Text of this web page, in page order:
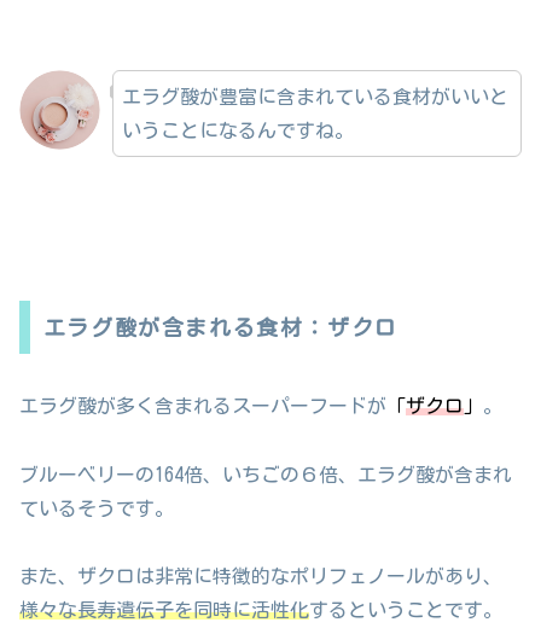
エラグ酸が豊富に含まれている食材がいいと
いうことになるんですね。
エラグ酸が含まれる食材：ザクロ
エラグ酸が多く含まれるスーパーフードが 「ザクロ 」 。
ブルーベリーの164倍、いちごの６倍、エラグ酸が含まれ
ているそうです。
また、ザクロは非常に特徴的なポリフェノールがあり、
様々な長寿遺伝子を同時に活性化するということです。